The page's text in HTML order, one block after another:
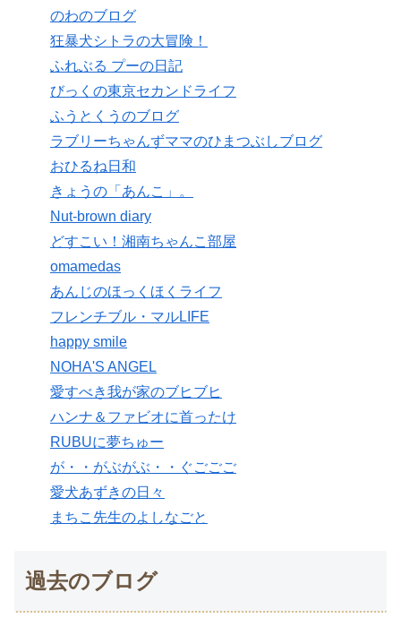
のわのブログ
狂暴犬シトラの大冒険！
ふれぶる プーの日記
びっくの東京セカンドライフ
ふうとくうのブログ
ラブリーちゃんずママのひまつぶしブログ
おひるね日和
きょうの「あんこ」。
Nut-brown diary
どすこい！湘南ちゃんこ部屋
omamedas
あんじのほっくほくライフ
フレンチブル・マルLIFE
happy smile
NOHA'S ANGEL
愛すべき我が家のブヒブヒ
ハンナ＆ファビオに首ったけ
RUBUに夢ちゅー
が・・がぶがぶ・・ぐごごご
愛犬あずきの日々
まちこ先生のよしなごと
過去のブログ